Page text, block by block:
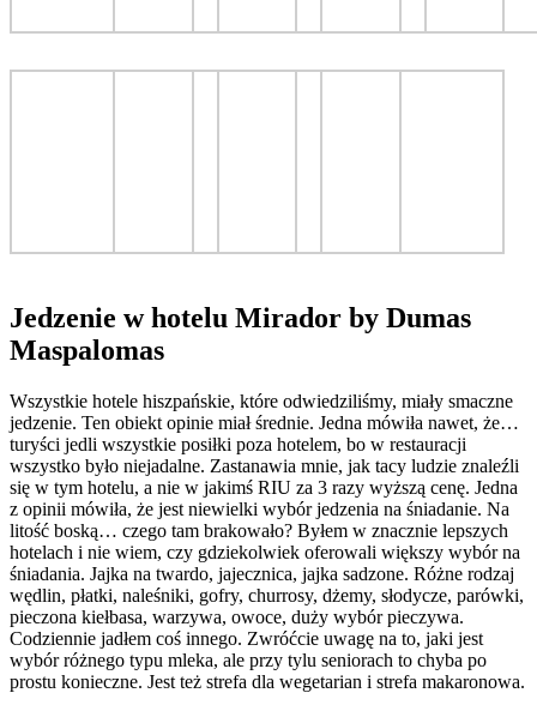
Jedzenie w hotelu Mirador by Dumas
Maspalomas
Wszystkie hotele hiszpańskie, które odwiedziliśmy, miały smaczne
jedzenie. Ten obiekt opinie miał średnie. Jedna mówiła nawet, że…
turyści jedli wszystkie posiłki poza hotelem, bo w restauracji
wszystko było niejadalne. Zastanawia mnie, jak tacy ludzie znaleźli
się w tym hotelu, a nie w jakimś RIU za 3 razy wyższą cenę. Jedna
z opinii mówiła, że jest niewielki wybór jedzenia na śniadanie. Na
litość boską… czego tam brakowało? Byłem w znacznie lepszych
hotelach i nie wiem, czy gdziekolwiek oferowali większy wybór na
śniadania. Jajka na twardo, jajecznica, jajka sadzone. Różne rodzaj
wędlin, płatki, naleśniki, gofry, churrosy, dżemy, słodycze, parówki,
pieczona kiełbasa, warzywa, owoce, duży wybór pieczywa.
Codziennie jadłem coś innego. Zwróćcie uwagę na to, jaki jest
wybór różnego typu mleka, ale przy tylu seniorach to chyba po
prostu konieczne. Jest też strefa dla wegetarian i strefa makaronowa.